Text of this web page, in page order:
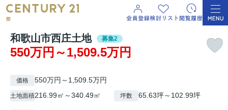
和歌山市西庄土地 募集2
550万円～1,509.5万円
価格 550万円～1,509.5万円
土地面積216.99㎡～340.49㎡ 坪数 65.63坪～102.99坪